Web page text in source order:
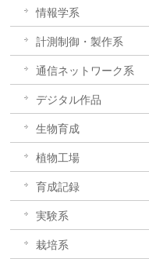
情報学系
計測制御・製作系
通信ネットワーク系
デジタル作品
生物育成
植物工場
育成記録
実験系
栽培系